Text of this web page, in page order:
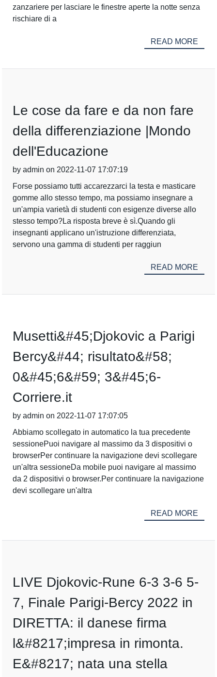
zanzariere per lasciare le finestre aperte la notte senza
rischiare di a
READ MORE
Le cose da fare e da non fare
della differenziazione |Mondo
dell'Educazione
by admin on 2022-11-07 17:07:19
Forse possiamo tutti accarezzarci la testa e masticare
gomme allo stesso tempo, ma possiamo insegnare a
un'ampia varietà di studenti con esigenze diverse allo
stesso tempo?La risposta breve è sì.Quando gli
insegnanti applicano un'istruzione differenziata,
servono una gamma di studenti per raggiun
READ MORE
Musetti&#45;Djokovic a Parigi
Bercy&#44; risultato&#58;
0&#45;6&#59; 3&#45;6-
Corriere.it
by admin on 2022-11-07 17:07:05
Abbiamo scollegato in automatico la tua precedente
sessionePuoi navigare al massimo da 3 dispositivi o
browserPer continuare la navigazione devi scollegare
un'altra sessioneDa mobile puoi navigare al massimo
da 2 dispositivi o browser.Per continuare la navigazione
devi scollegare un'altra
READ MORE
LIVE Djokovic-Rune 6-3 3-6 5-
7, Finale Parigi-Bercy 2022 in
DIRETTA: il danese firma
l&#8217;impresa in rimonta.
E&#8217; nata una stella